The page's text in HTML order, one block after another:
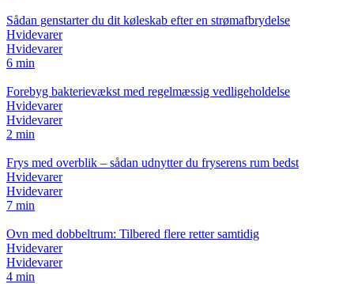
Sådan genstarter du dit køleskab efter en strømafbrydelse
Hvidevarer
Hvidevarer
6 min
Forebyg bakterievækst med regelmæssig vedligeholdelse
Hvidevarer
Hvidevarer
2 min
Frys med overblik – sådan udnytter du fryserens rum bedst
Hvidevarer
Hvidevarer
7 min
Ovn med dobbeltrum: Tilbered flere retter samtidig
Hvidevarer
Hvidevarer
4 min